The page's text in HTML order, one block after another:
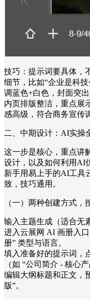
技巧：提示词要具体，
细节，比如“企业是科
调蓝色+白色，封面突出
内页排版整洁，重点展
感高级，符合商务宣传
二、中期设计：AI实操
这一步是核心，重点讲
设计，以及如何利用AI
新手用易上手的AI工具
致，技巧通用。
（一）两种创建方式，
输入主题生成（适合无
进入云展网 AI 画册入
册” 类型与语言。
填入准备好的提示词，
（如 “公司简介 - 核心
编辑大纲标题和正文，
版”。